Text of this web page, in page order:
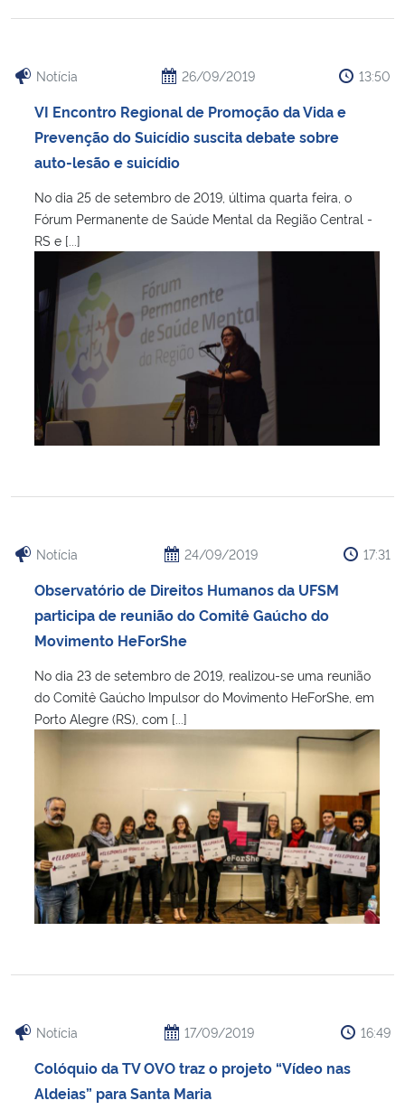
Notícia 26/09/2019 13:50
VI Encontro Regional de Promoção da Vida e
Prevenção do Suicídio suscita debate sobre
auto-lesão e suicídio
No dia 25 de setembro de 2019, última quarta feira, o
Fórum Permanente de Saúde Mental da Região Central -
RS e [...]
Notícia 24/09/2019 17:31
Observatório de Direitos Humanos da UFSM
participa de reunião do Comitê Gaúcho do
Movimento HeForShe
No dia 23 de setembro de 2019, realizou-se uma reunião
do Comitê Gaúcho Impulsor do Movimento HeForShe, em
Porto Alegre (RS), com [...]
Notícia 17/09/2019 16:49
Colóquio da TV OVO traz o projeto “Vídeo nas
Aldeias” para Santa Maria